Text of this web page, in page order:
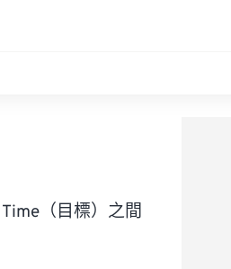
（目標）之間